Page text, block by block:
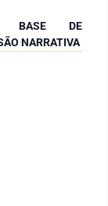
À BASE DE
NARRATIVA